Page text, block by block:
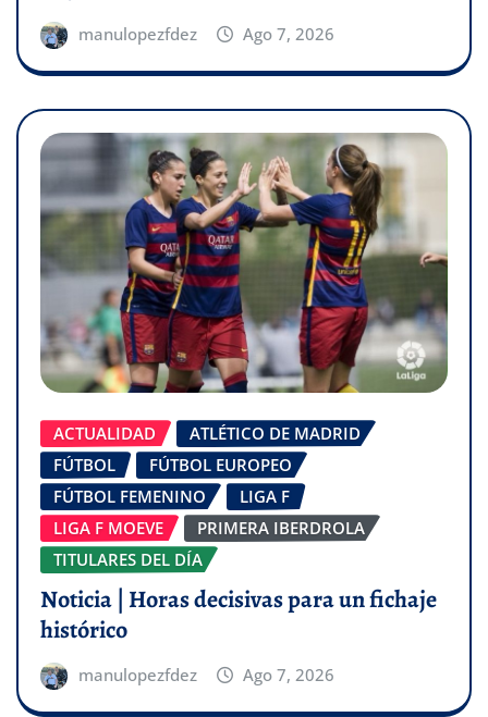
manulopezfdez Ago 7, 2026
ACTUALIDAD
ATLÉTICO DE MADRID
FÚTBOL
FÚTBOL EUROPEO
FÚTBOL FEMENINO
LIGA F
LIGA F MOEVE
PRIMERA IBERDROLA
TITULARES DEL DÍA
Noticia | Horas decisivas para un fichaje
histórico
manulopezfdez Ago 7, 2026